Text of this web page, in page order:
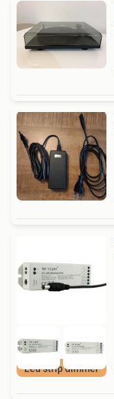
Led strip dimmer